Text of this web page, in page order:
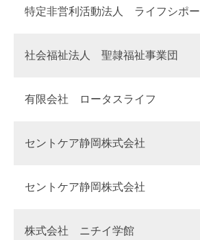
特定非営利活動法人 ライフシポー
社会福祉法人 聖隷福祉事業団
有限会社 ロータスライフ
セントケア静岡株式会社
セントケア静岡株式会社
株式会社 ニチイ学館